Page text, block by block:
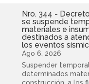
Nro. 344 -
se suspende
materiales e
destinados a
los eventos
Ago 6, 2026
Suspender
determinados